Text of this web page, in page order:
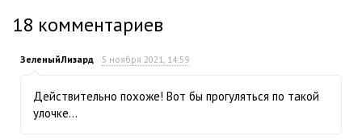
18 комментариев
ЗеленыйЛизард 5 ноября 2021, 14:59
Действительно похоже! Вот бы прогуляться по такой
улочке…